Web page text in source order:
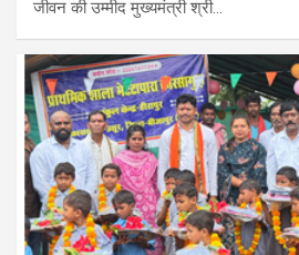
जीवन की उम्मीद मुख्यमंत्री श्री…